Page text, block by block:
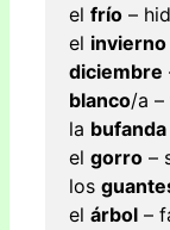
el frío –
el invierno
diciembre
blanco/a –
la bufanda
el gorro –
los
el árbol –